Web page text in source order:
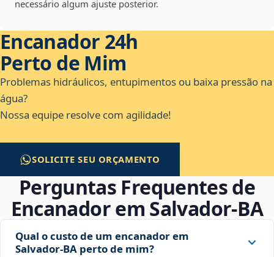
necessário algum ajuste posterior.
Encanador 24h
Perto de Mim
Problemas hidráulicos, entupimentos ou baixa pressão na
água?
Nossa equipe resolve com agilidade!
SOLICITE SEU ORÇAMENTO
Perguntas Frequentes de
Encanador em Salvador‑BA
Qual o custo de um encanador em
Salvador‑BA perto de mim?